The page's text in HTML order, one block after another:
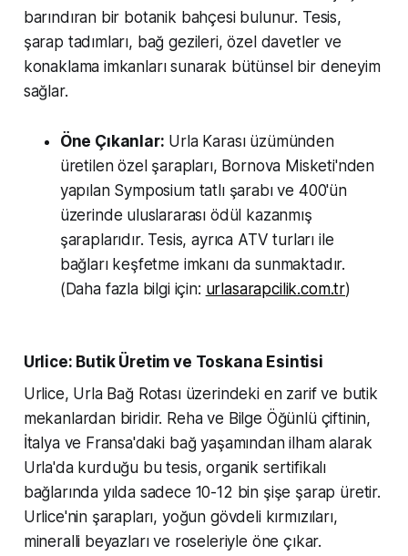
barındıran bir botanik bahçesi bulunur. Tesis,
şarap tadımları, bağ gezileri, özel davetler ve
konaklama imkanları sunarak bütünsel bir deneyim
sağlar.
Öne Çıkanlar: Urla Karası üzümünden
üretilen özel şarapları, Bornova Misketi'nden
yapılan Symposium tatlı şarabı ve 400'ün
üzerinde uluslararası ödül kazanmış
şaraplarıdır. Tesis, ayrıca ATV turları ile
bağları keşfetme imkanı da sunmaktadır.
(Daha fazla bilgi için: urlasarapcilik.com.tr)
Urlice: Butik Üretim ve Toskana Esintisi
Urlice, Urla Bağ Rotası üzerindeki en zarif ve butik
mekanlardan biridir. Reha ve Bilge Öğünlü çiftinin,
İtalya ve Fransa'daki bağ yaşamından ilham alarak
Urla'da kurduğu bu tesis, organik sertifikalı
bağlarında yılda sadece 10-12 bin şişe şarap üretir.
Urlice'nin şarapları, yoğun gövdeli kırmızıları,
mineralli beyazları ve roseleriyle öne çıkar.